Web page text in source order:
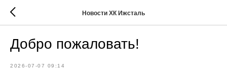
Новости ХК Ижсталь
️Добро пожаловать!
2026-07-07 09:14